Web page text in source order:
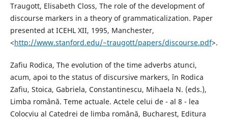
Traugott, Elisabeth Closs, The role of the development of
discourse markers in a theory of grammaticalization. Paper
presented at ICEHL XII, 1995, Manchester,
<http://www.stanford.edu/~traugott/papers/discourse.pdf>.
Zafiu Rodica, The evolution of the time adverbs atunci,
acum, apoi to the status of discursive markers, în Rodica
Zafiu, Stoica, Gabriela, Constantinescu, Mihaela N. (eds.),
Limba română. Teme actuale. Actele celui de - al 8 - lea
Colocviu al Catedrei de limba română, Bucharest, Editura